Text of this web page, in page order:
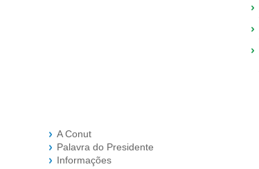
A Conut
Palavra do Presidente
Informações